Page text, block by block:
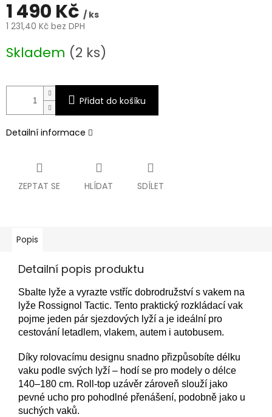
1 490 Kč / ks
1 231,40 Kč bez DPH
cena:
Skladem (2 ks)
Přidat do košíku
Detailní informace
ZEPTAT SE HLÍDAT SDÍLET
Popis
Detailní popis produktu
Sbalte lyže a vyrazte vstříc dobrodružství s vakem na
lyže Rossignol Tactic. Tento praktický rozkládací vak
pojme jeden pár sjezdových lyží a je ideální pro
cestování letadlem, vlakem, autem i autobusem.
Díky rolovacímu designu snadno přizpůsobíte délku
vaku podle svých lyží – hodí se pro modely o délce
140–180 cm. Roll-top uzávěr zároveň slouží jako
pevné ucho pro pohodlné přenášení, podobně jako u
suchých vaků.